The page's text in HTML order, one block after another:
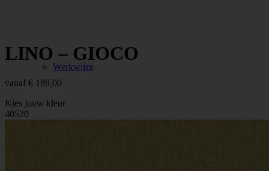
Werkwijze
LINO – GIOCO
vanaf € 189,00
Kies jouw kleur
40520